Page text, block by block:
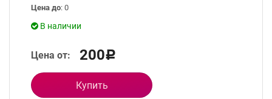
Цена до: 0
В наличии
Цена от: 200Р
Купить